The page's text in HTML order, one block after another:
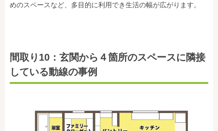
めのスペースなど、多目的に利用でき生活の幅が広がります。
間取り10：玄関から４箇所のスペースに隣接
している動線の事例